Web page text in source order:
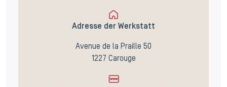
Adresse der Werkstatt
Avenue de la Praille 50
1227 Carouge